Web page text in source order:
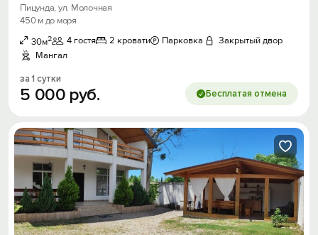
Пицунда, ул. Молочная
450 м до моря
30м2 4 гостя 2 кровати Парковка
Закрытый двор
Мангал
за 1 сутки
5 000 руб. Бесплатая отмена